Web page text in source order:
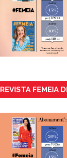
REVISTA FEMEIA